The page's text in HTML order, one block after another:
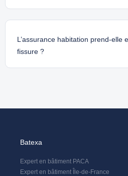
L’assurance habitation prend-elle
fissure ?
Batexa
Expert en bâtiment PACA
Expert en bâtiment Île-de-France